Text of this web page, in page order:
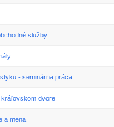
služby
- seminárna práca
kráľovskom dvore
a mena